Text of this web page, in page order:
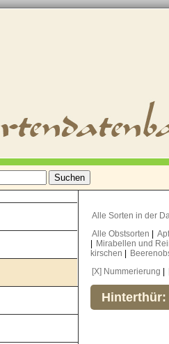
Alle Sorten in der
Alle Obstsorten
Mirabellen und
kirschen
[X] Nummerierung